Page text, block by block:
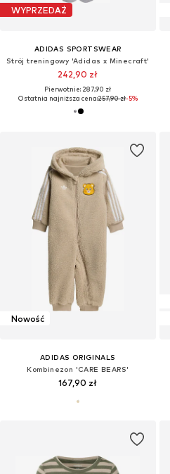
WYPRZEDAŻ
ADIDAS SPORTSWEAR
Strój treningowy 'Adidas x Minecraft'
242,90 zł
Pierwotnie: 287,90 zł
Ostatnia najniższa cena:257,90 zł-5%
Nowość
ADIDAS ORIGINALS
Kombinezon 'CARE BEARS'
167,90 zł